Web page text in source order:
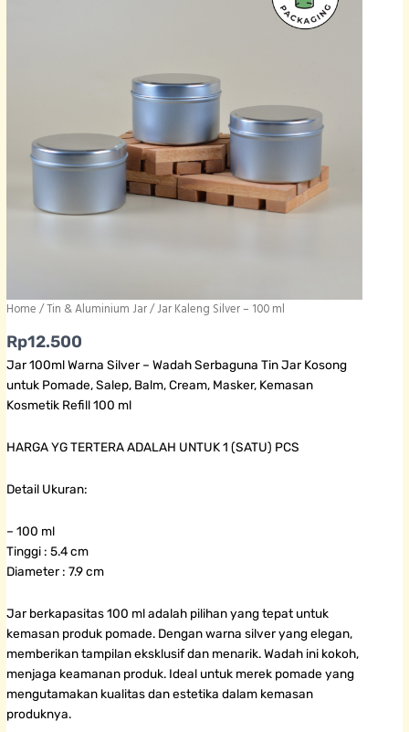
Home /Tin & Aluminium Jar/ Jar Kaleng Silver – 100 ml
Rp12.500
Jar 100ml Warna Silver – Wadah Serbaguna Tin Jar Kosong
untuk Pomade, Salep, Balm, Cream, Masker, Kemasan
Kosmetik Refill 100 ml
HARGA YG TERTERA ADALAH UNTUK 1 (SATU) PCS
Detail Ukuran:
– 100 ml
Tinggi : 5.4 cm
Diameter : 7.9 cm
Jar berkapasitas 100 ml adalah pilihan yang tepat untuk
kemasan produk pomade. Dengan warna silver yang elegan,
memberikan tampilan eksklusif dan menarik. Wadah ini kokoh,
menjaga keamanan produk. Ideal untuk merek pomade yang
mengutamakan kualitas dan estetika dalam kemasan
produknya.